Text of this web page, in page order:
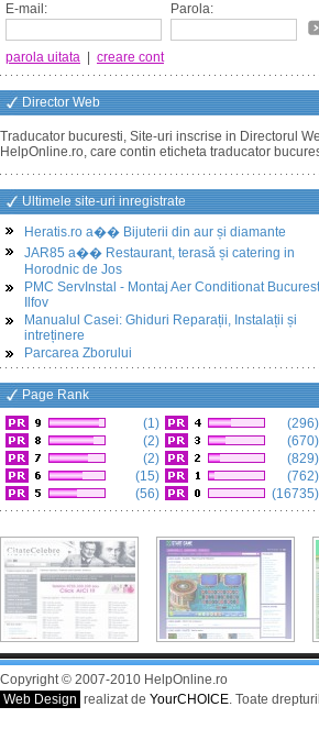
E-mail:
Parola:
parola uitata creare cont
Director Web
Traducator bucuresti, Site-uri inscrise in Directorul
HelpOnline.ro, care contin eticheta traducator
Ultimele site-uri inregistrate
Heratis.ro a�� Bijuterii din aur și diamante
JAR85 a�� Restaurant, terasă și catering in
Horodnic de Jos
PMC ServInstal - Montaj Aer Conditionat
Ilfov
Manualul Casei: Ghiduri Reparații, Instalații și
intreținere
Parcarea Zborului
Page Rank
(1)
(2)
(2)
(15)
(56)
(296)
(670)
(829)
(762)
(16735)
Copyright © 2007-2010 HelpOnline.ro
Web Design realizat de YourCHOICE. Toate